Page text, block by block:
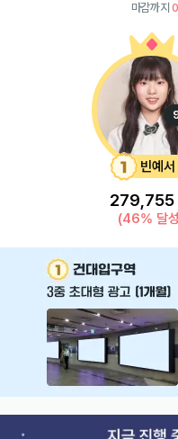
마감까지
빈예서
279,755
(46% 달